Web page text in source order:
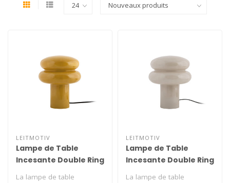
LEITMOTIV
Lampe de Table
Incesante Double Ring
- ocre
La lampe de table
LEITMOTIV
Lampe de Table
Incesante Double Ring
- gris chaud
La lampe de table